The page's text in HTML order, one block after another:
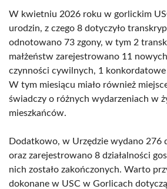
W kwietniu 2026 roku w gorlickim
urodzin, z czego 8 dotyczyło
odnotowano 73 zgony, w tym 2
małżeństw zarejestrowano 11
czynności cywilnych, 1
W tym miesiącu miało również
świadczy o różnych wydarzeniach w
mieszkańców.
Dodatkowo, w Urzędzie wydano 276
oraz zarejestrowano 8 działalności
nich zostało zakończonych. Warto
dokonane w USC w Gorlicach